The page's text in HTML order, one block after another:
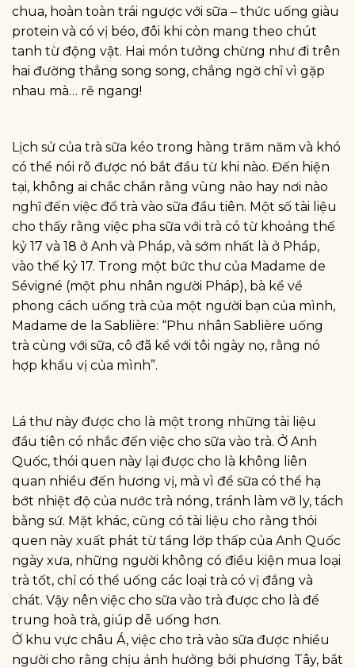
chua, hoàn toàn trái ngược với sữa – thức uống giàu
protein và có vị béo, đôi khi còn mang theo chút
tanh từ động vật. Hai món tưởng chừng như đi trên
hai đường thẳng song song, chẳng ngờ chỉ vì gặp
nhau mà… rẽ ngang!
Lịch sử của trà sữa kéo trong hàng trăm năm và khó
có thể nói rõ được nó bắt đầu từ khi nào. Đến hiện
tại, không ai chắc chắn rằng vùng nào hay nơi nào
nghĩ đến việc đổ trà vào sữa đầu tiên. Một số tài liệu
cho thấy rằng việc pha sữa với trà có từ khoảng thế
kỷ 17 và 18 ở Anh và Pháp, và sớm nhất là ở Pháp,
vào thế kỷ 17. Trong một bức thư của Madame de
Sévigné (một phu nhân người Pháp), bà kể về
phong cách uống trà của một người bạn của mình,
Madame de la Sablière: “Phu nhân Sablière uống
trà cùng với sữa, cô đã kể với tôi ngày nọ, rằng nó
hợp khẩu vị của mình”.
Lá thư này được cho là một trong những tài liệu
đầu tiên có nhắc đến việc cho sữa vào trà. Ở Anh
Quốc, thói quen này lại được cho là không liên
quan nhiều đến hương vị, mà vì để sữa có thể hạ
bớt nhiệt độ của nước trà nóng, tránh làm vỡ ly, tách
bằng sứ. Mặt khác, cũng có tài liệu cho rằng thói
quen này xuất phát từ tầng lớp thấp của Anh Quốc
ngày xưa, những người không có điều kiện mua loại
trà tốt, chỉ có thể uống các loại trà có vị đắng và
chát. Vậy nên việc cho sữa vào trà được cho là để
trung hoà trà, giúp dễ uống hơn.
Ở khu vực châu Á, việc cho trà vào sữa được nhiều
người cho rằng chịu ảnh hưởng bởi phương Tây, bắt